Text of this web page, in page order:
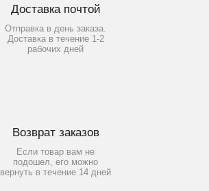
Доставка почтой
Отправка в день заказа.
Доставка в течение 1-2
рабочих дней
Возврат заказов
Если товар вам не
подошел, его можно
вернуть в течение 14 дней